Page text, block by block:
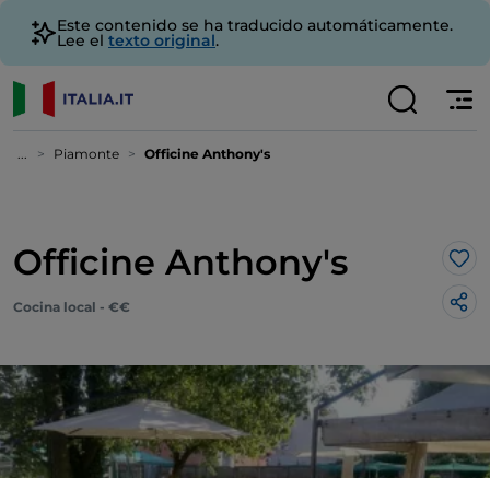
Este contenido se ha traducido automáticamente.
Lee el texto original.
... Piamonte Officine Anthony's
Officine Anthony's Me
Cocina local - €€